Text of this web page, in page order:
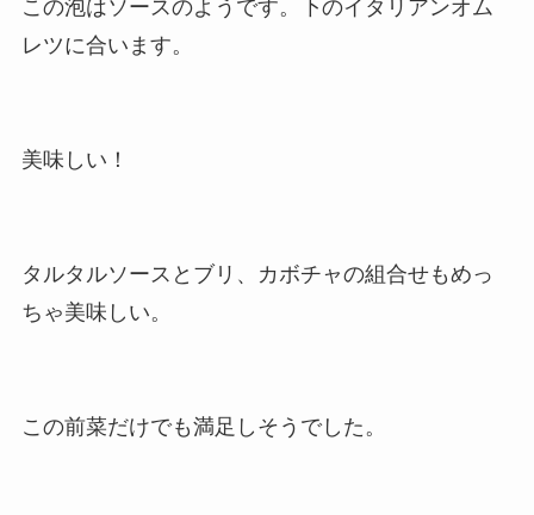
この泡はソースのようです。下のイタリアンオム
レツに合います。
美味しい！
タルタルソースとブリ、カボチャの組合せもめっ
ちゃ美味しい。
この前菜だけでも満足しそうでした。